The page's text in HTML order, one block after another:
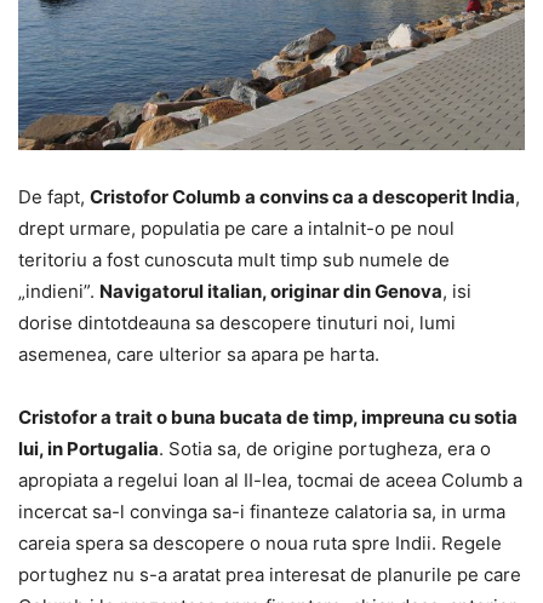
De fapt, Cristofor Columb a convins ca a descoperit India,
drept urmare, populatia pe care a intalnit-o pe noul
teritoriu a fost cunoscuta mult timp sub numele de
„indieni”. Navigatorul italian, originar din Genova, isi
dorise dintotdeauna sa descopere tinuturi noi, lumi
asemenea, care ulterior sa apara pe harta.
Cristofor a trait o buna bucata de timp, impreuna cu sotia
lui, in Portugalia. Sotia sa, de origine portugheza, era o
apropiata a regelui Ioan al II-lea, tocmai de aceea Columb a
incercat sa-l convinga sa-i finanteze calatoria sa, in urma
careia spera sa descopere o noua ruta spre Indii. Regele
portughez nu s-a aratat prea interesat de planurile pe care